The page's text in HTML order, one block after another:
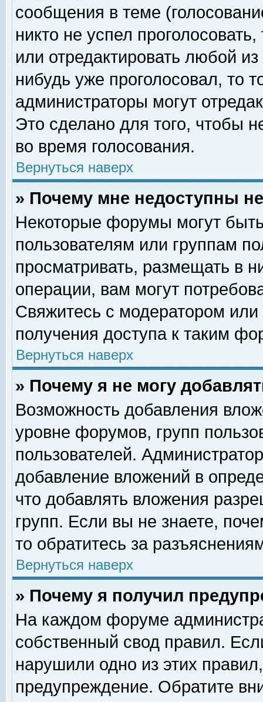
сообщения в теме
никто не успел
или отредактировать любой
нибудь уже проголосовал, то
администраторы могут
Это сделано для того, чтобы
во время голосования.
Вернуться наверх
» Почему мне недоступны
Некоторые форумы могут
пользователям или группам
просматривать, размещать в
операции, вам могут
Свяжитесь с модератором
получения доступа к таким
Вернуться наверх
» Почему я не могу
Возможность добавления
уровне форумов, групп
пользователей.
добавление вложений в
что добавлять вложения
групп. Если вы не знаете,
то обратитесь за
Вернуться наверх
» Почему я получил
На каждом форуме
собственный свод правил.
нарушили одно из этих
предупреждение. Обратите